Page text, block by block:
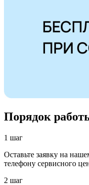
Порядок
1 шаг
Оставьте заявку на
телефону сервисного
2 шаг